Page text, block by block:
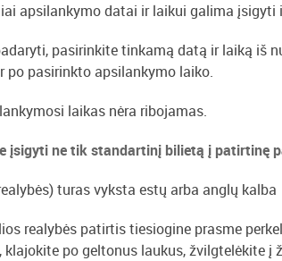
apsilankymo datai ir laikui galima įsigyti
pasirinkite tinkamą datą ir laiką iš
po pasirinkto apsilankymo laiko.
laikas nėra ribojamas.
įsigyti ne tik standartinį bilietą į patirtinę
turas vyksta estų arba anglų kalba
realybės patirtis tiesiogine prasme
klajokite po geltonus laukus, žvilgtelėkite